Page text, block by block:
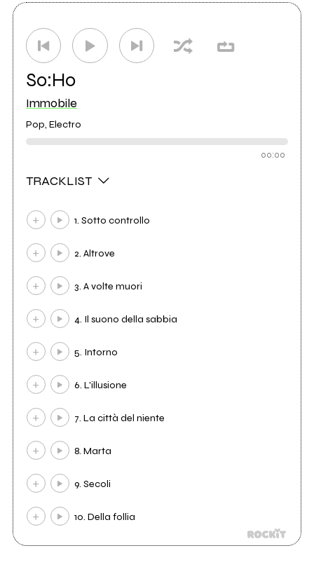
So:Ho
Immobile
Pop, Electro
00:00
TRACKLIST
1. Sotto controllo
2. Altrove
3. A volte muori
4. Il suono della sabbia
5. Intorno
6. L'illusione
7. La città del niente
8. Marta
9. Secoli
10. Della follia